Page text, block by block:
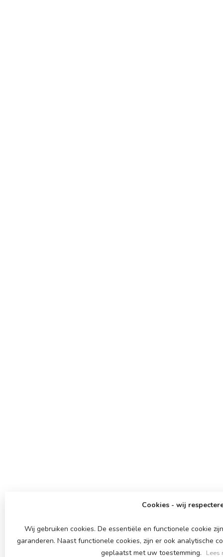
Cookies - wij
Wij gebruiken cookies. De essentiële en functionele cookie
garanderen. Naast functionele cookies, zijn er ook analytische
geplaatst met uw toestemming.
Lees